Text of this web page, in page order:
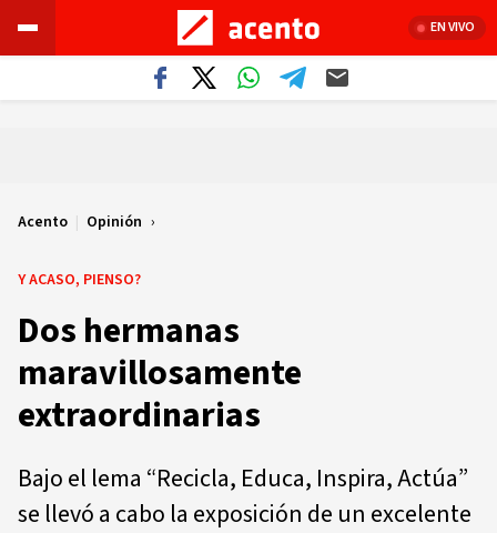
EN VIVO
Acento | Opinión
Y ACASO, PIENSO?
Dos hermanas
maravillosamente
extraordinarias
Bajo el lema “Recicla, Educa, Inspira, Actúa”
se llevó a cabo la exposición de un excelente